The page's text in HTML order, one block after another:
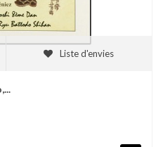
Liste d'envies